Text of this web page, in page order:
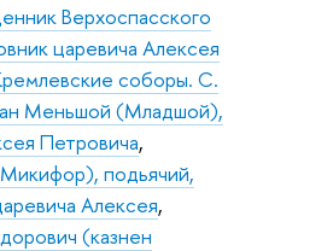
Верхоспасского
царевича Алексея
соборы. С.
Меньшой (Младшой),
Петровича,
подьячий,
Алексея,
(казнен